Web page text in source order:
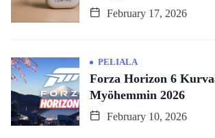
February 17, 2026
PELIALA
Forza Horizon 6
Myöhemmin 2026
February 10, 2026